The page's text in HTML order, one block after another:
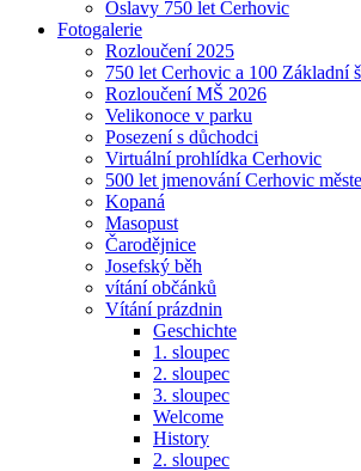
Oslavy 750 let Cerhovic
Fotogalerie
Rozloučení 2025
750 let Cerhovic a 100 Základní
Rozloučení MŠ 2026
Velikonoce v parku
Posezení s důchodci
Virtuální prohlídka Cerhovic
500 let jmenování Cerhovic
Kopaná
Masopust
Čarodějnice
Josefský běh
vítání občánků
Vítání prázdnin
Geschichte
1. sloupec
2. sloupec
3. sloupec
Welcome
History
2. sloupec